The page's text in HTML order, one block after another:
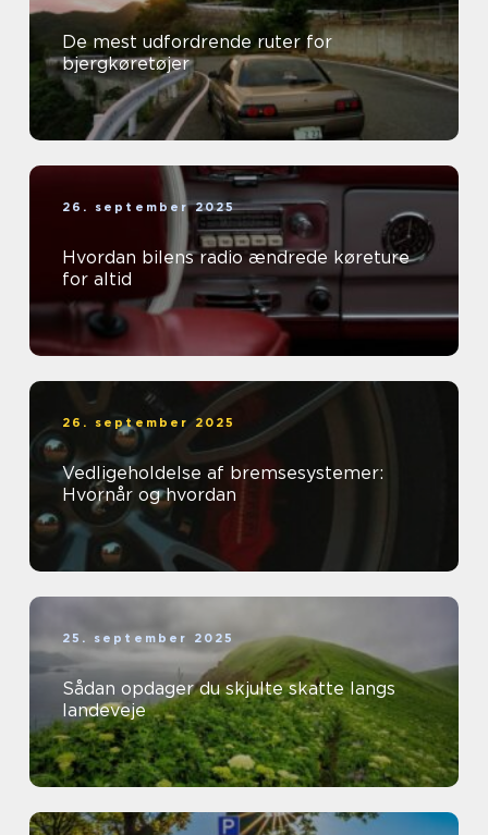
De mest udfordrende ruter for
bjergkøretøjer
26. september 2025
Hvordan bilens radio ændrede køreture
for altid
26. september 2025
Vedligeholdelse af bremsesystemer:
Hvornår og hvordan
25. september 2025
Sådan opdager du skjulte skatte langs
landeveje